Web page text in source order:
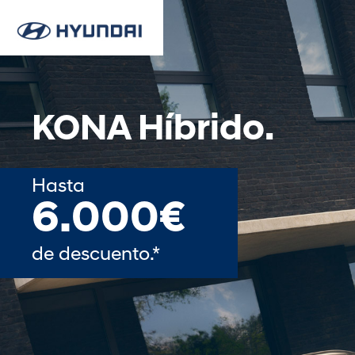
KONA Híbrido.
Hasta
6.000€
de descuento.*